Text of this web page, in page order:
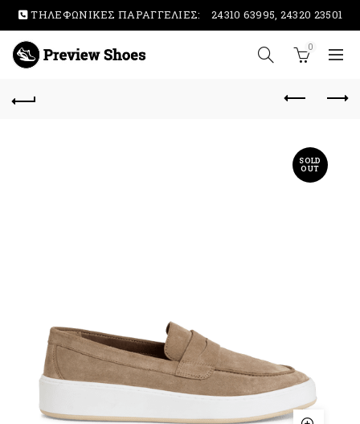
ΤΗΛΕΦΩΝΙΚΕΣ ΠΑΡΑΓΓΕΛΙΕΣ: 24310 63995, 24320 23501
0
SOLD
OUT